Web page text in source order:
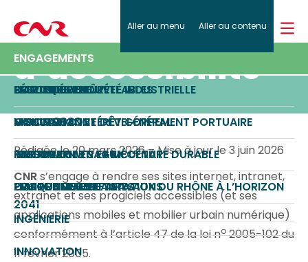
Aller au menu Aller au contenu
A PROPOS
Retour
A PROPOS
CARTE D’IDENTITÉ
GOUVERNANCE
HISTOIRE
CARTE DES IMPLANTATIONS
ENJEUX ET STRATÉGIE
Retour
ENJEUX ET STRATÉGIE
SÉCURITÉ ET SÛRETÉ INDUSTRIELLE
VISION 2030
RESSOURCE EN EAU
PROGRAMME DE TRAVAUX DU RHÔNE À L’HORIZON
2041
ACTIVITÉS
Retour
ACTIVITÉS
ENERGIES RENOUVELABLES
NAVIGATION ET DÉVELOPPEMENT PORTUAIRE
IRRIGATION ET AGRICULTURE DURABLE
ENVIRONNEMENT
INGÉNIERIE
INNOVATION
ENGAGEMENTS
Retour
ENGAGEMENTS
POLITIQUE RSE
MISSIONS D’INTÉRÊT GÉNÉRAL
PARTENARIATS ET MÉCÉNAT
ETHIQUE DES AFFAIRES
Rejoignez-nous
Actualités
Presse
Effectuer
Déclaration
d’accessibilité
Rédigée le 20 mars 2026 – Mise à jour le 3 juin 2026
CNRs’engage à rendre ses sites internet, intranet,
extranet et ses progiciels accessibles (et ses
applications mobiles et mobilier urbain numérique)
conformément à l’article 47 de la loi no2005-102 du
11 février 2005.